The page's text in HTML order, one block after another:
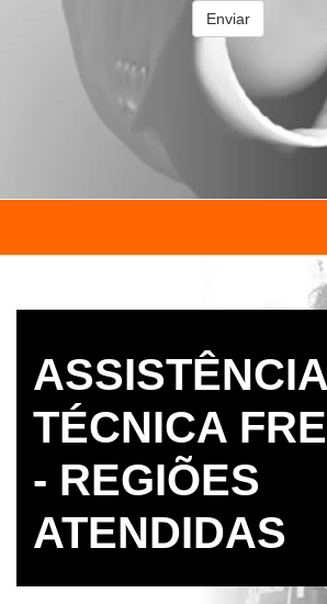
Enviar
ASSISTÊNCIA
TÉCNICA
- REGIÕES
ATENDIDAS